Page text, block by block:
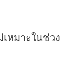
หมาะในช่วง